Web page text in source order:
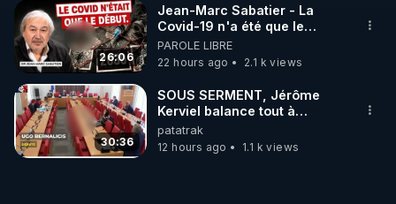
🌱 LES STAGES EN PRÉSENTIEL
http://rgnr.li/stages
_________
LES CODES PROMO DES PARTENAIRES
26:06
Jean-Marc Sabatier - La
Covid-19 n'a été que le
début - L'ARNm & l'ARNm-aa
jusqu où auront-t-il ?
PAROLE LIBRE
22 hours ago
2.1 k views
30:36
SOUS SERMENT, Jérôme
Kerviel balance tout à
l'Assemblée !
patatrak
12 hours ago
1.1 k views